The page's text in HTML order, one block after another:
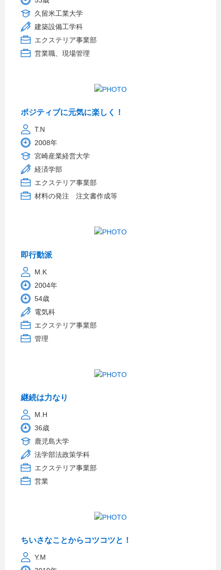
久留米工業大学
建築設備工学科
エクステリア事業部
営業職、現場管理
ポジティブに元気に楽しく！
T.N
2008年
宮崎産業経営大学
経済学部
エクステリア事業部
材料の発注 注文書作成等
即行動派
M.K
2004年
54歳
電気科
エクステリア事業部
管理
継続は力なり
M.H
36歳
鹿児島大学
法学部法政策学科
エクステリア事業部
営業
ちいさなことからコツコツと！
Y.M